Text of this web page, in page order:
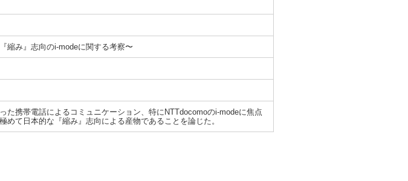
縮み』志向のi-modeに関する考察〜
た携帯電話によるコミュニケーション、特にNTTdocomoのi-modeに焦点
めて日本的な『縮み』志向による産物であることを論じた。